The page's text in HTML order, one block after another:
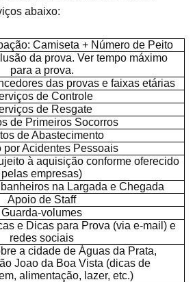
abaixo:
Camiseta + Número de Peito
da prova. Ver tempo máximo
para a prova.
das provas e faixas etárias
de Controle
de Resgate
de Primeiros Socorros
de Abastecimento
por Acidentes Pessoais
à aquisição conforme oferecido
pelas empresas)
banheiros na Largada e Chegada
Apoio de Staff
Guarda-volumes
e Dicas para Prova (via e-mail) e
redes sociais
a cidade de Águas da Prata,
Joao da Boa Vista (dicas de
alimentação, lazer, etc.)